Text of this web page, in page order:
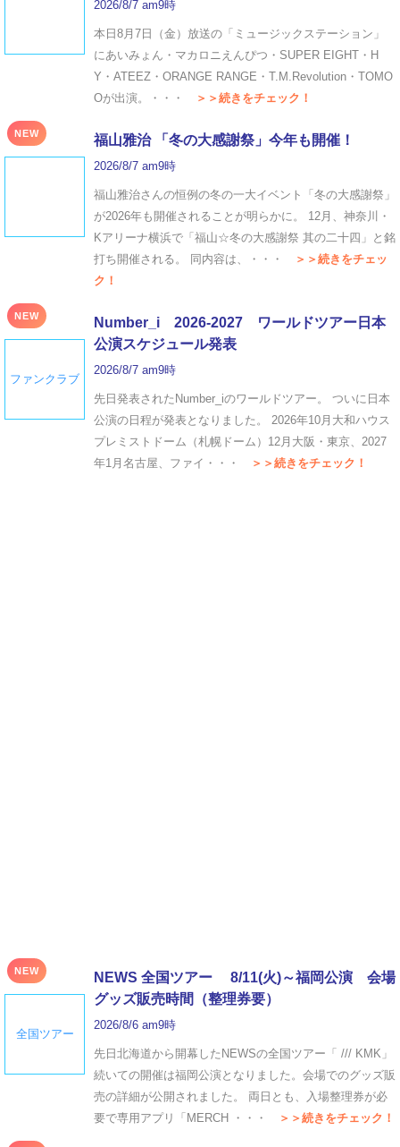
2026/8/7 am9時
本日8月7日（金）放送の「ミュージックステーション」
にあいみょん・マカロニえんぴつ・SUPER EIGHT・H
Y・ATEEZ・ORANGE RANGE・T.M.Revolution・TOMO
Oが出演。・・・
＞＞続きをチェック！
NEW 福山雅治 「冬の⼤感謝祭」今年も開催！
2026/8/7 am9時
福山雅治さんの恒例の冬の一大イベント「冬の⼤感謝祭」
が2026年も開催されることが明らかに。 12月、神奈川・
Kアリーナ横浜で「福山☆冬の大感謝祭 其の二十四」と銘
打ち開催される。 同内容は、・・・
＞＞続きをチェッ
ク！
NEW
ファンクラブ
Number_i 2026‐2027 ワールドツアー日本
公演スケジュール発表
2026/8/7 am9時
先日発表されたNumber_iのワールドツアー。 ついに日本
公演の日程が発表となりました。 2026年10月大和ハウス
プレミストドーム（札幌ドーム）12月大阪・東京、2027
年1月名古屋、ファイ・・・
＞＞続きをチェック！
NEW
全国ツアー
NEWS 全国ツアー 8/11(火)～福岡公演 会場
グッズ販売時間（整理券要）
2026/8/6 am9時
先日北海道から開幕したNEWSの全国ツアー「 /// KMK」
続いての開催は福岡公演となりました。会場でのグッズ販
売の詳細が公開されました。 両日とも、入場整理券が必
要で専用アプリ「MERCH ・・・
＞＞続きをチェック！